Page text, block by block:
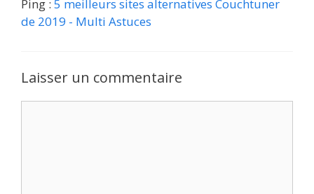
Ping : 5 meilleurs sites alternatives Couchtuner
de 2019 - Multi Astuces
Laisser un commentaire